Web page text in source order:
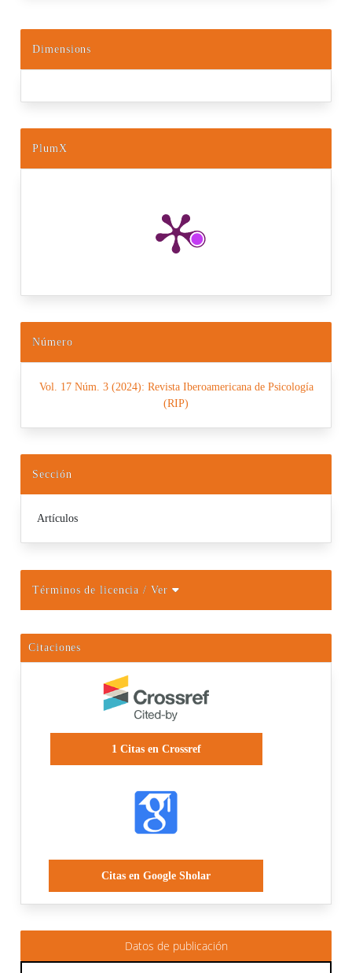
Dimensions
PlumX
Número
Vol. 17 Núm. 3 (2024): Revista Iberoamericana de Psicología
(RIP)
Sección
Artículos
Términos de licencia/ Ver
Citaciones
1Citas en Crossref
Citas en Google Sholar
Datos de publicación